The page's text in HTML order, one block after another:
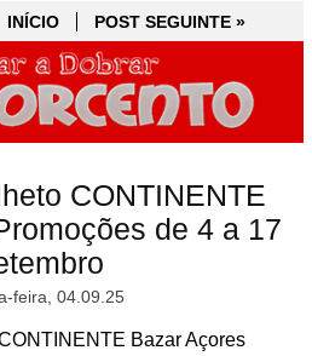
INÍCIO POST SEGUINTE »
CONTINENTE
de 4 a 17
feira, 04.09.25
Bazar Açores
INÍCIO POST SEGUINTE »